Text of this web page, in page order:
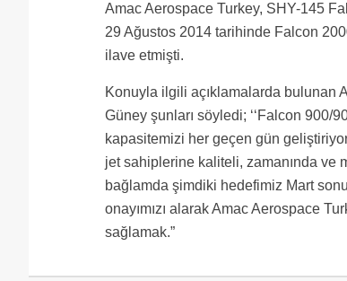
Amac Aerospace Turkey, SHY-145
29 Ağustos 2014 tarihinde Falcon
ilave etmişti.
Konuyla ilgili açıklamalarda bulunan
Güney şunları söyledi; ‘‘Falcon
kapasitemizi her geçen gün
jet sahiplerine kaliteli, zamanında ve
bağlamda şimdiki hedefimiz Mart
onayımızı alarak Amac Aerospace
sağlamak.”